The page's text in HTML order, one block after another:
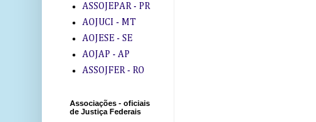
ASSOJEPAR - PR
AOJUCI - MT
AOJESE - SE
AOJAP - AP
ASSOJFER - RO
Associações - oficiais
de Justiça Federais